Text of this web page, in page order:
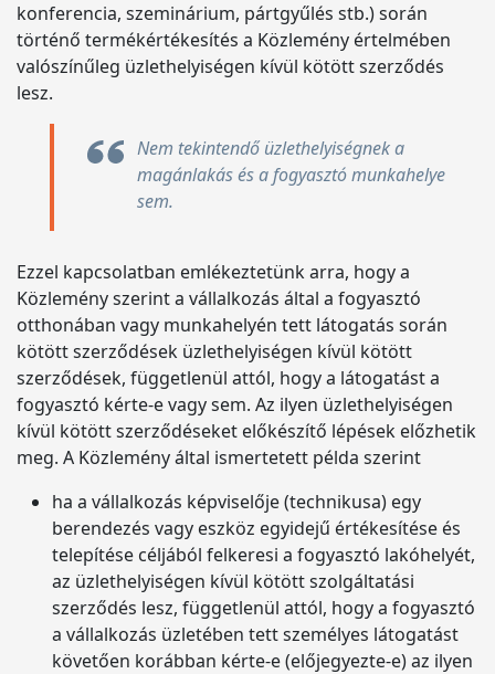
konferencia, szeminárium, pártgyűlés stb.) során
történő termékértékesítés a Közlemény értelmében
valószínűleg üzlethelyiségen kívül kötött szerződés
lesz.
Nem tekintendő üzlethelyiségnek a
magánlakás és a fogyasztó munkahelye
sem.
Ezzel kapcsolatban emlékeztetünk arra, hogy a
Közlemény szerint a vállalkozás által a fogyasztó
otthonában vagy munkahelyén tett látogatás során
kötött szerződések üzlethelyiségen kívül kötött
szerződések, függetlenül attól, hogy a látogatást a
fogyasztó kérte-e vagy sem. Az ilyen üzlethelyiségen
kívül kötött szerződéseket előkészítő lépések előzhetik
meg. A Közlemény által ismertetett példa szerint
ha a vállalkozás képviselője (technikusa) egy
berendezés vagy eszköz egyidejű értékesítése és
telepítése céljából felkeresi a fogyasztó lakóhelyét,
az üzlethelyiségen kívül kötött szolgáltatási
szerződés lesz, függetlenül attól, hogy a fogyasztó
a vállalkozás üzletében tett személyes látogatást
követően korábban kérte-e (előjegyezte-e) az ilyen